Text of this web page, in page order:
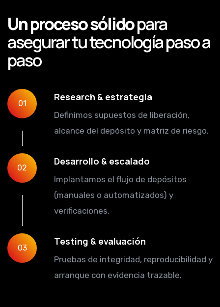
Un proceso sólidopara
asegurar tu tecnología paso a
paso
01
Research & estrategia
Definimos supuestos de liberación,
alcance del depósito y matriz de riesgo.
02
Desarrollo & escalado
Implantamos el flujo de depósitos
(manuales o automatizados) y
verificaciones.
03
Testing & evaluación
Pruebas de integridad, reproducibilidad y
arranque con evidencia trazable.